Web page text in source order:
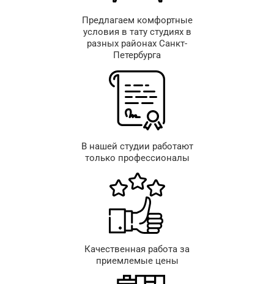
Предлагаем комфортные
условия в тату студиях в
разных районах Санкт-
Петербурга
В нашей студии работают
только профессионалы
Качественная работа за
приемлемые цены